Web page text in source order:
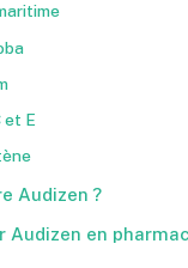
et E
Audizen ?
Audizen en